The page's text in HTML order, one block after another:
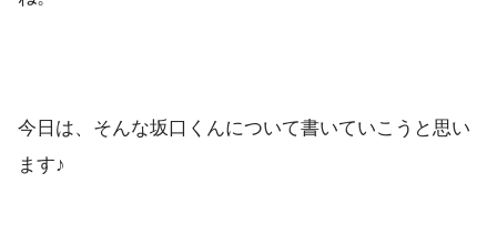
今日は、そんな坂口くんについて書いていこうと思い
ます♪